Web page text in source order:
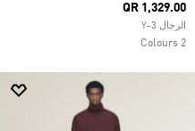
QR 1,329.00
الرجال Y-3
2 Colours